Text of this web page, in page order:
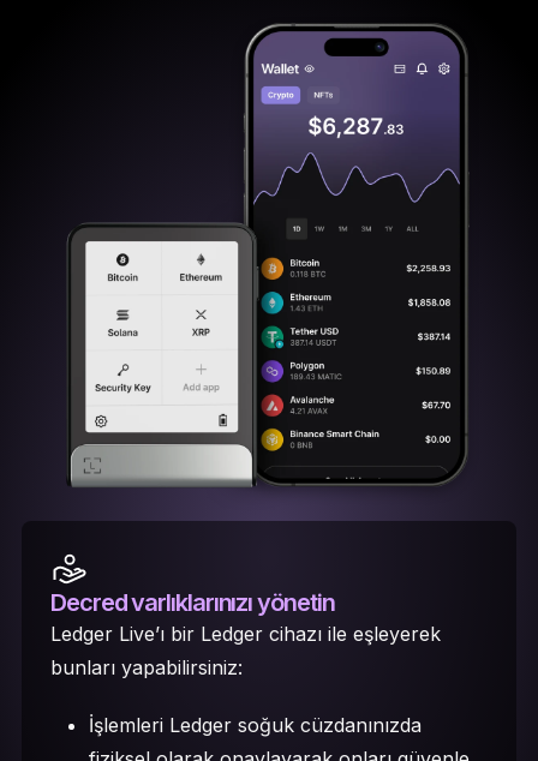
Decred varlıklarınızı yönetin
Ledger Live’ı bir Ledger cihazı ile eşleyerek
bunları yapabilirsiniz:
İşlemleri Ledger soğuk cüzdanınızda